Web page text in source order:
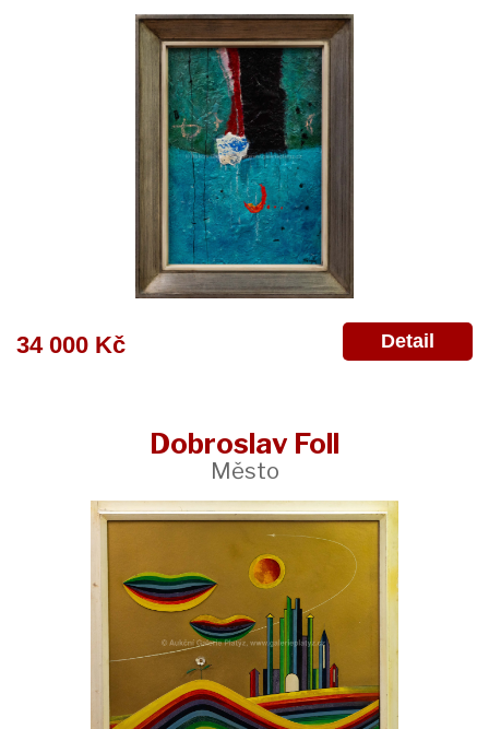
34 000 Kč Detail
Dobroslav Foll
Město